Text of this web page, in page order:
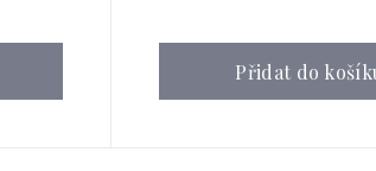
Přidat do